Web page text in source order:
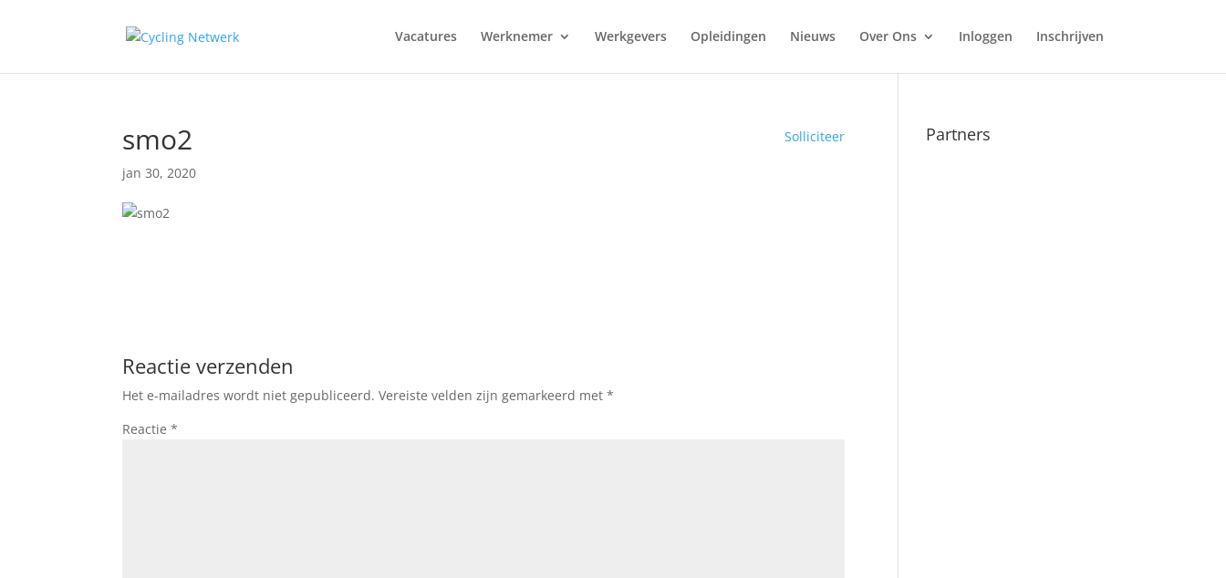
Vacatures Werknemer Werkgevers Opleidingen Nieuws Over Ons Inloggen Inschrijven
Solliciteer
smo2
jan 30, 2020
Reactie verzenden
Het e-mailadres wordt niet gepubliceerd. Vereiste velden zijn gemarkeerd met*
Reactie*
Partners